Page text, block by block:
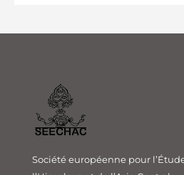
Société européenne pour